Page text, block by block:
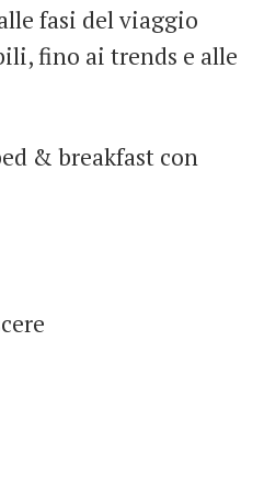
fasi del viaggio
fino ai trends e alle
& breakfast con